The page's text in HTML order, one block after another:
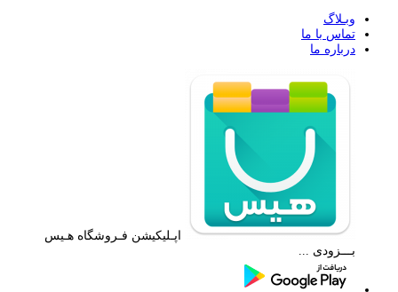
وبـلاگ
تماس با ما
درباره ما
اپـلیکیشن فـروشگاه هـیس
بـــزودی ...